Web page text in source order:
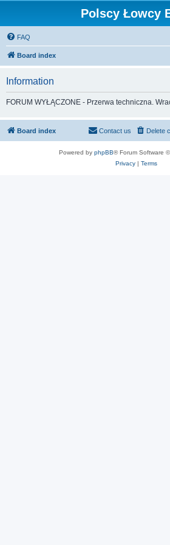
Polscy Łowcy
FAQ
Board index
Information
FORUM WYŁĄCZONE - Przerwa techniczna.
Board index Delete
Contact us
Powered by phpBB® Forum Software
Privacy| Terms